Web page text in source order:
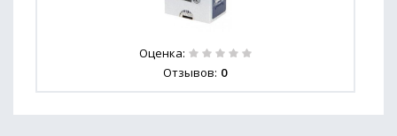
Оценка:
Отзывов: 0